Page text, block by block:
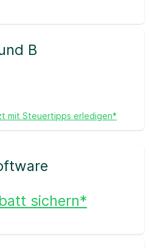
B
mit Steuertipps erledigen*
sichern*